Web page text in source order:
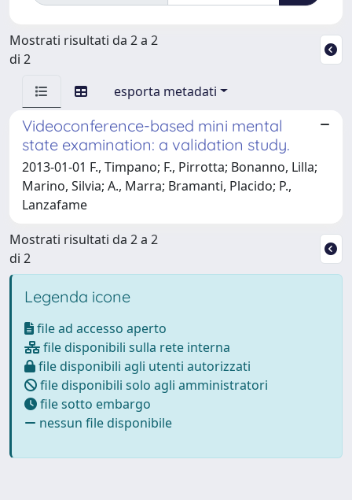
Mostrati risultati da 2 a 2
di 2
esporta metadati
Videoconference-based mini mental
state examination: a validation study.
2013-01-01 F., Timpano; F., Pirrotta; Bonanno, Lilla;
Marino, Silvia; A., Marra; Bramanti, Placido; P.,
Lanzafame
Mostrati risultati da 2 a 2
di 2
Legenda icone
file ad accesso aperto
file disponibili sulla rete interna
file disponibili agli utenti autorizzati
file disponibili solo agli amministratori
file sotto embargo
nessun file disponibile